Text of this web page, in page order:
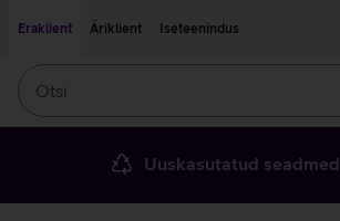
Eraklient
Äriklient Iseteenindus
Uuskasutatud seadmed